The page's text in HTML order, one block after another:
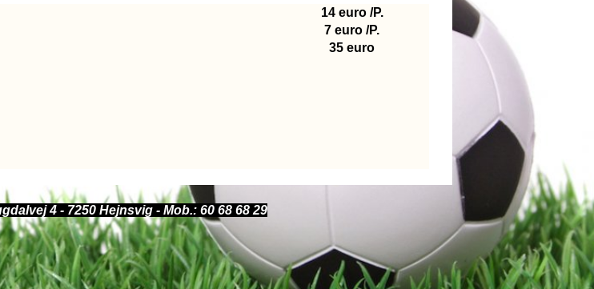
14 euro /P.
7 euro /P.
35 euro
4 - 7250 Hejnsvig - Mob.: 60 68 68 29